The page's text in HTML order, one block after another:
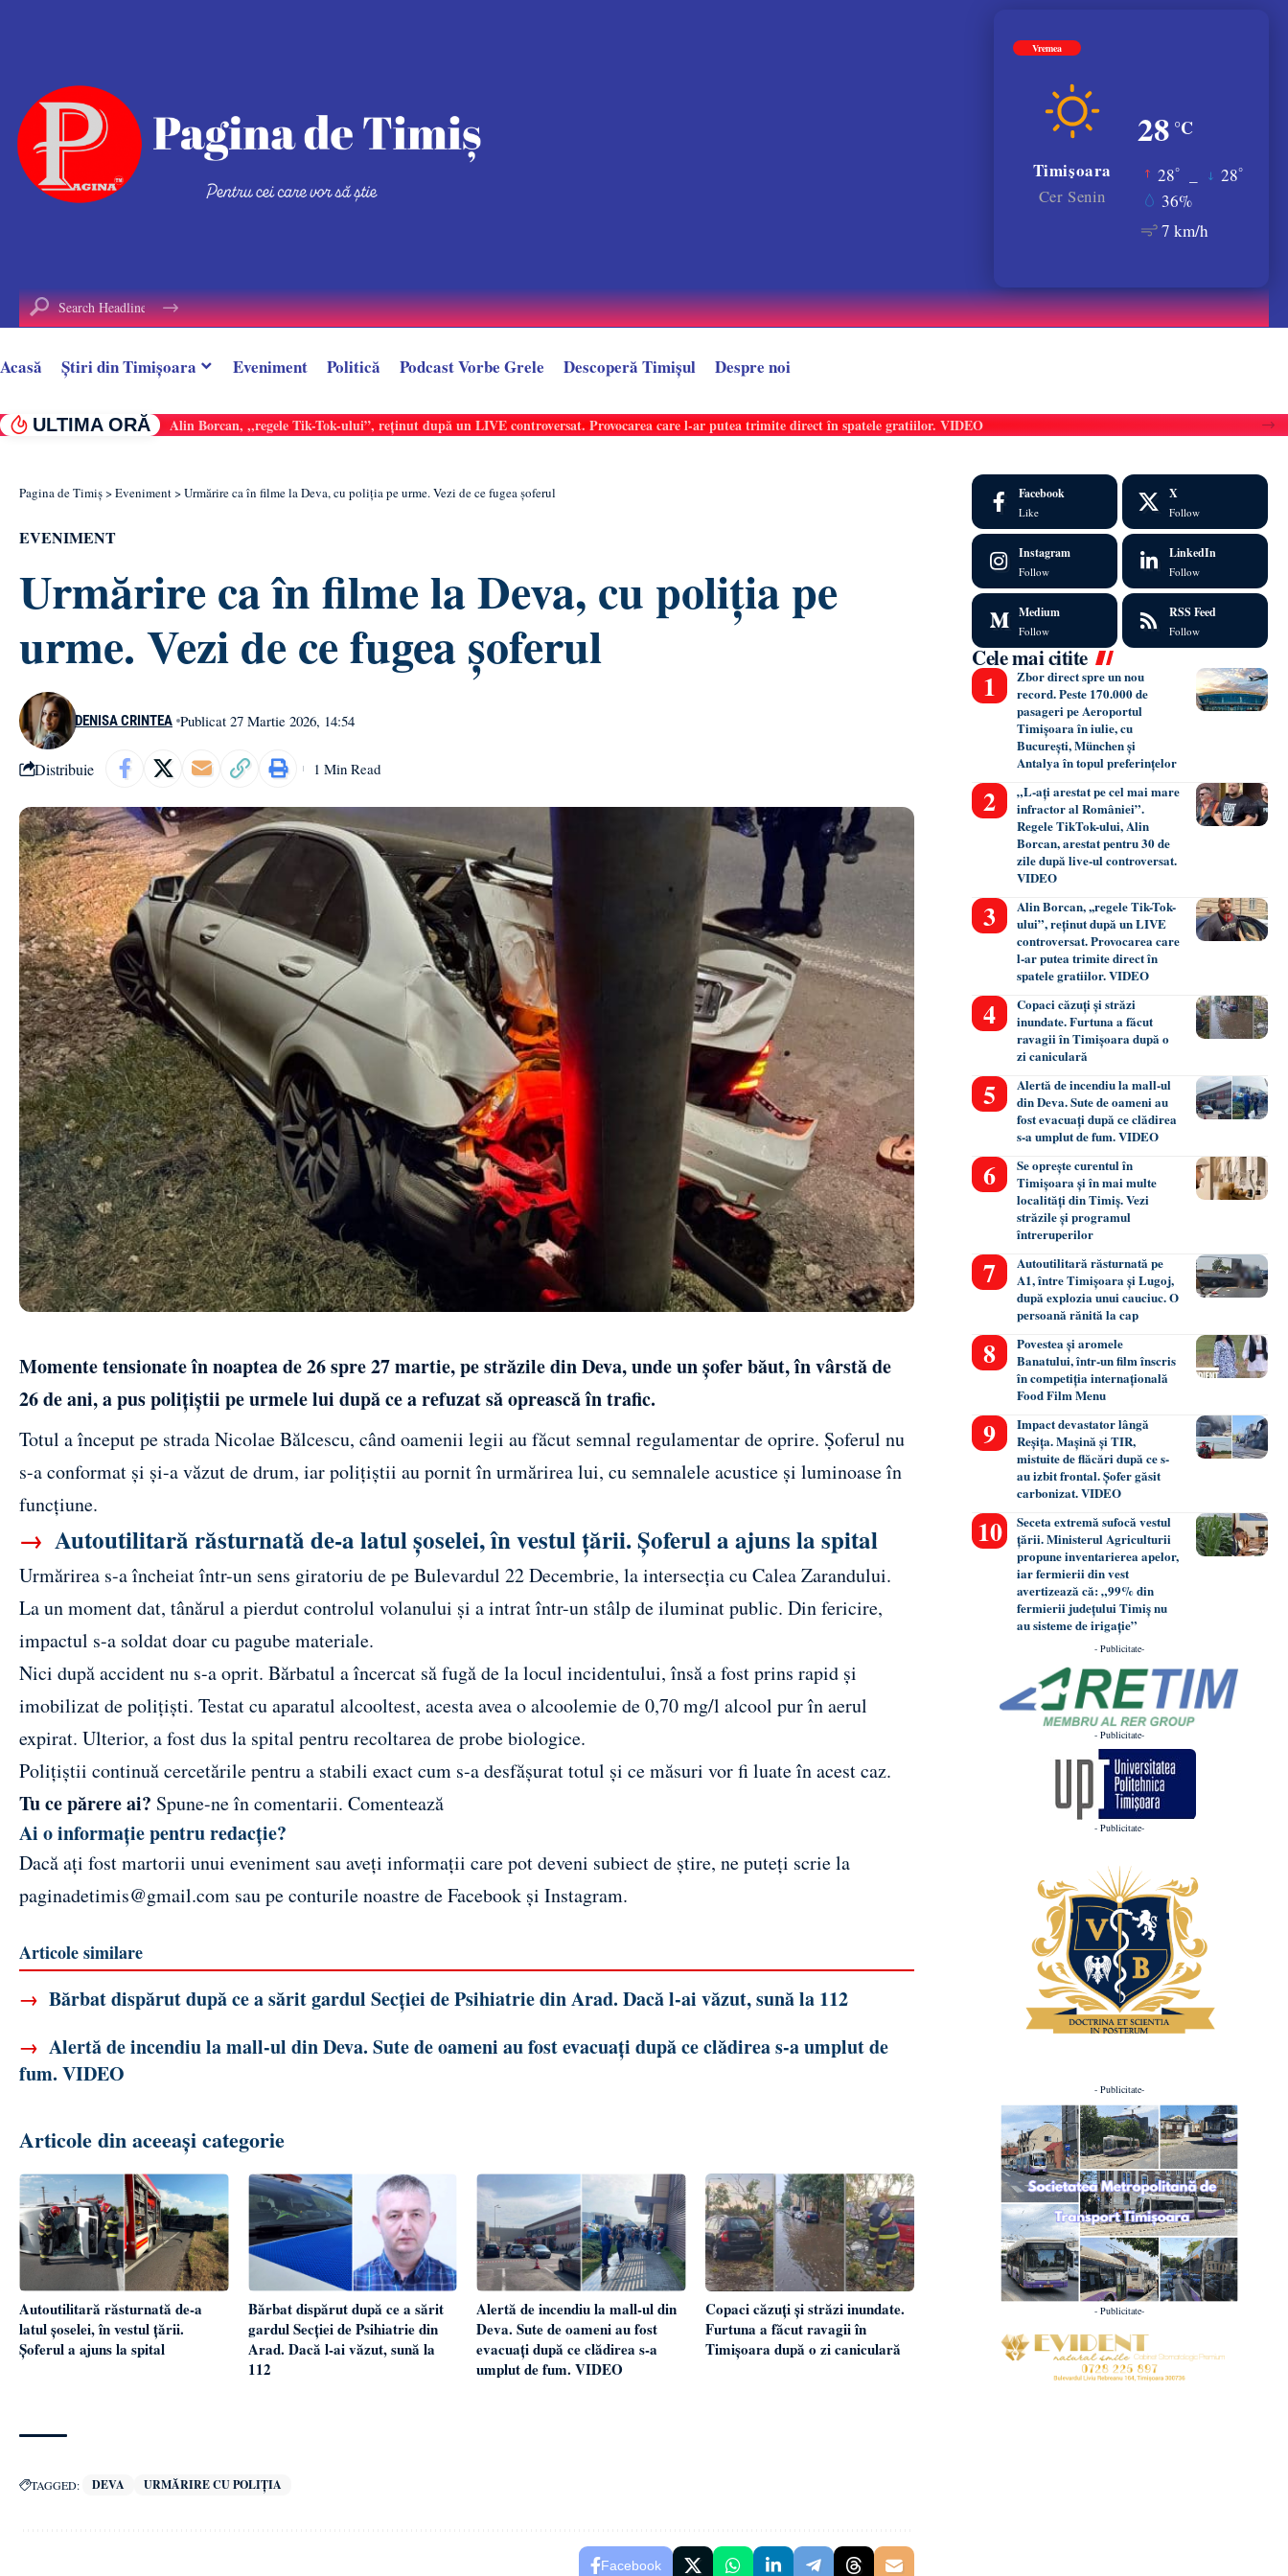
Vremea
28 °C
Timișoara
Cer Senin
28° 28°
36%
7 km/h
Acasă Știri din Timișoara Eveniment Politică Podcast Vorbe Grele Descoperă Timișul Despre noi
ULTIMA ORĂ Alin Borcan, ,,regele Tik-Tok-ului”, reținut după un LIVE controversat. Provocarea care l-ar putea trimite direct în spatele gratiilor. VIDEO
Pagina de Timiș>Eveniment>Urmărire ca în filme la Deva, cu poliția pe urme. Vezi de ce fugea șoferul
EVENIMENT
Urmărire ca în filme la Deva, cu poliția pe
urme. Vezi de ce fugea șoferul
DENISA CRINTEA Publicat 27 Martie 2026, 14:54
Distribuie 1 Min Read
Momente tensionate în noaptea de 26 spre 27 martie, pe străzile din Deva, unde un șofer băut, în vârstă de
26 de ani, a pus polițiștii pe urmele lui după ce a refuzat să oprească în trafic.
Totul a început pe strada Nicolae Bălcescu, când oamenii legii au făcut semnal regulamentar de oprire. Șoferul nu
s-a conformat și și-a văzut de drum, iar polițiștii au pornit în urmărirea lui, cu semnalele acustice și luminoase în
funcțiune.
→ Autoutilitară răsturnată de-a latul șoselei, în vestul țării. Șoferul a ajuns la spital
Urmărirea s-a încheiat într-un sens giratoriu de pe Bulevardul 22 Decembrie, la intersecția cu Calea Zarandului.
La un moment dat, tânărul a pierdut controlul volanului și a intrat într-un stâlp de iluminat public. Din fericire,
impactul s-a soldat doar cu pagube materiale.
Nici după accident nu s-a oprit. Bărbatul a încercat să fugă de la locul incidentului, însă a fost prins rapid și
imobilizat de polițiști. Testat cu aparatul alcooltest, acesta avea o alcoolemie de 0,70 mg/l alcool pur în aerul
expirat. Ulterior, a fost dus la spital pentru recoltarea de probe biologice.
Polițiștii continuă cercetările pentru a stabili exact cum s-a desfășurat totul și ce măsuri vor fi luate în acest caz.
Tu ce părere ai? Spune-ne în comentarii. Comentează
Ai o informație pentru redacție?
Dacă ați fost martorii unui eveniment sau aveți informații care pot deveni subiect de știre, ne puteți scrie la
paginadetimis@gmail.com sau pe conturile noastre deFacebook și Instagram.
Articole similare
→ Bărbat dispărut după ce a sărit gardul Secției de Psihiatrie din Arad. Dacă l-ai văzut, sună la 112
→ Alertă de incendiu la mall-ul din Deva. Sute de oameni au fost evacuați după ce clădirea s-a umplut de
fum. VIDEO
Articole din aceeași categorie
Autoutilitară răsturnată de-a
latul șoselei, în vestul țării.
Șoferul a ajuns la spital
Bărbat dispărut după ce a sărit
gardul Secției de Psihiatrie din
Arad. Dacă l-ai văzut, sună la
112
Alertă de incendiu la mall-ul din
Deva. Sute de oameni au fost
evacuați după ce clădirea s-a
umplut de fum. VIDEO
Copaci căzuți și străzi inundate.
Furtuna a făcut ravagii în
Timișoara după o zi caniculară
TAGGED: DEVA URMĂRIRE CU POLIȚIA
Facebook
Facebook
Like
X
Follow
Instagram
Follow
LinkedIn
Follow
Medium
Follow
RSS Feed
Follow
Cele mai citite
Zbor direct spre un nou
record. Peste 170.000 de
pasageri pe Aeroportul
Timișoara în iulie, cu
București, München și
Antalya în topul preferințelor
„L-ați arestat pe cel mai mare
infractor al României”.
Regele TikTok-ului, Alin
Borcan, arestat pentru 30 de
zile după live-ul controversat.
VIDEO
Alin Borcan, ,,regele Tik-Tok-
ului”, reținut după un LIVE
controversat. Provocarea care
l-ar putea trimite direct în
spatele gratiilor. VIDEO
Copaci căzuți și străzi
inundate. Furtuna a făcut
ravagii în Timișoara după o
zi caniculară
Alertă de incendiu la mall-ul
din Deva. Sute de oameni au
fost evacuați după ce clădirea
s-a umplut de fum. VIDEO
Se oprește curentul în
Timișoara și în mai multe
localități din Timiș. Vezi
străzile și programul
întreruperilor
Autoutilitară răsturnată pe
A1, între Timișoara și Lugoj,
după explozia unui cauciuc. O
persoană rănită la cap
Povestea și aromele
Banatului, într-un film înscris
în competiția internațională
Food Film Menu
Impact devastator lângă
Reșița. Mașină și TIR,
mistuite de flăcări după ce s-
au izbit frontal. Șofer găsit
carbonizat. VIDEO
Seceta extremă sufocă vestul
țării. Ministerul Agriculturii
propune inventarierea apelor,
iar fermierii din vest
avertizează că: „99% din
fermierii județului Timiș nu
au sisteme de irigație”
- Publicitate-
- Publicitate-
- Publicitate-
- Publicitate-
- Publicitate-